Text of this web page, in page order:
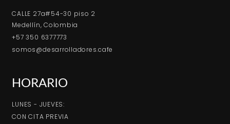
CALLE 27a#54-30 piso 2
Medellín, Colombia
+57 350 6377773
somos@desarrolladores.cafe
HORARIO
LUNES - JUEVES:
CON CITA PREVIA